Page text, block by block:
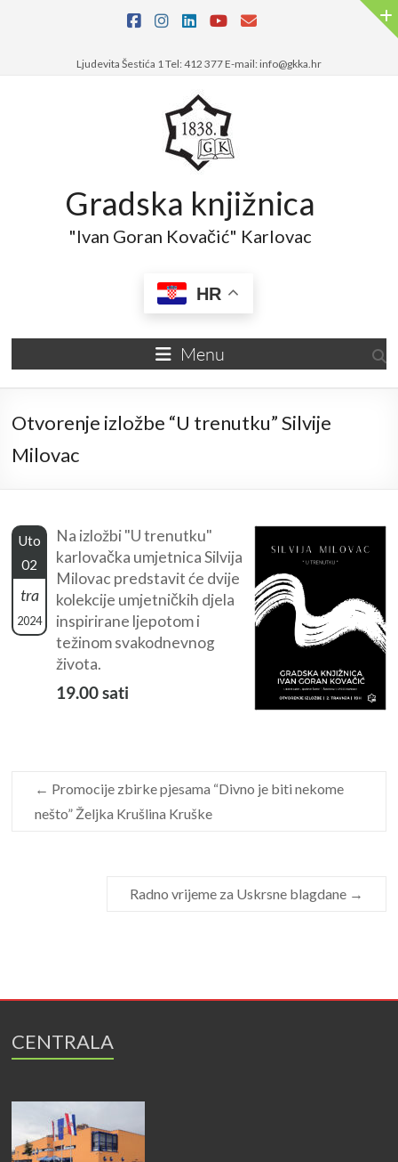
Ljudevita Šestića 1 Tel: 412 377 E-mail: info@gkka.hr
Gradska knjižnica
"Ivan Goran Kovačić" Karlovac
HR
Menu
Otvorenje izložbe “U trenutku” Silvije
Milovac
Uto
02
tra
2024
Na izložbi "U trenutku"
karlovačka umjetnica Silvija
Milovac predstavit će dvije
kolekcije umjetničkih djela
inspirirane ljepotom i
težinom svakodnevnog
života.
19.00 sati
← Promocije zbirke pjesama “Divno je biti nekome
nešto” Željka Krušlina Kruške
Radno vrijeme za Uskrsne blagdane →
CENTRALA